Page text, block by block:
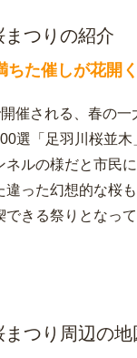
つりの紹介
ちた催しが花開く
開催される、春の
選「足羽川桜並
ネルの様だと市民
違った幻想的な桜
きる祭りとなって
つり周辺の地